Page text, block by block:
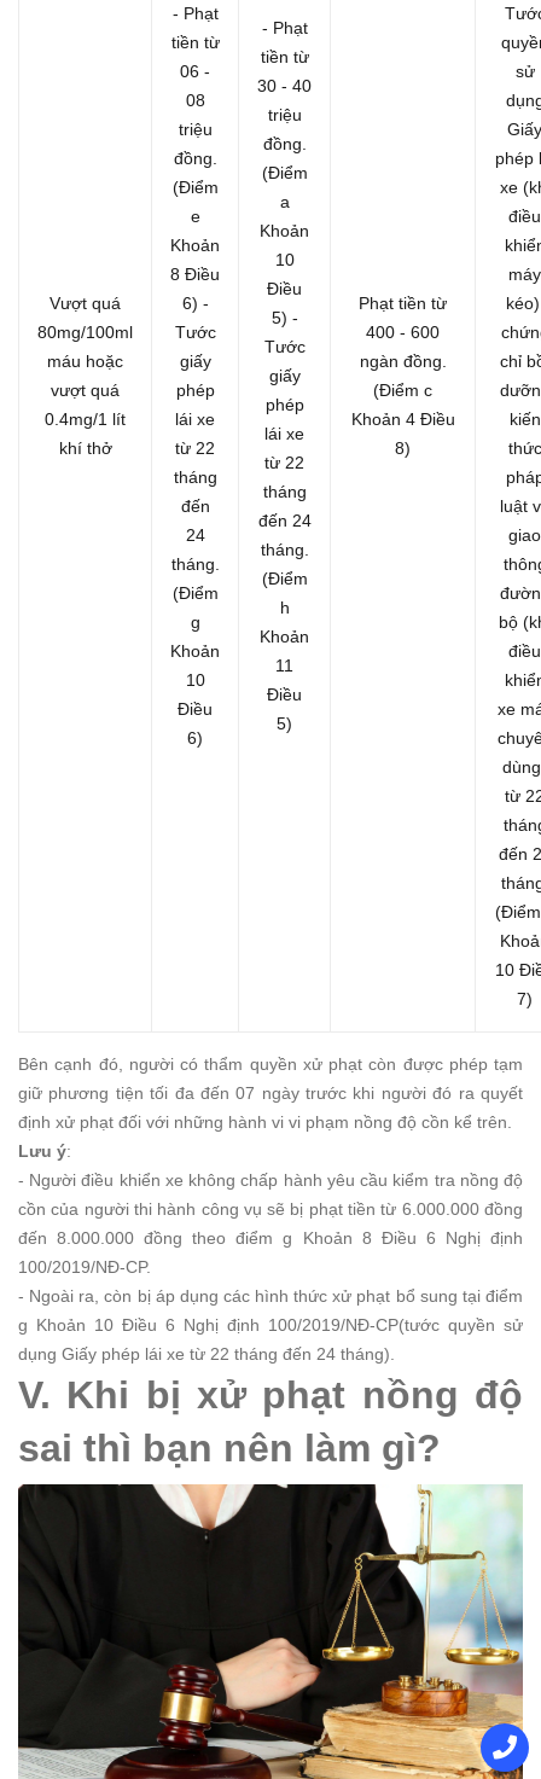
Vượt quá
80mg/100ml
máu hoặc
vượt quá
0.4mg/1 lít
khí thở
- Phạt
tiền từ
06 -
08
triệu
đồng.
(Điểm
e
Khoản
8 Điều
6) -
Tước
giấy
phép
lái xe
từ 22
tháng
đến
24
tháng.
(Điểm
g
Khoản
10
Điều
6)
- Phạt
tiền từ
30 - 40
triệu
đồng.
(Điểm
a
Khoản
10
Điều
5) -
Tước
giấy
phép
lái xe
từ 22
tháng
đến 24
tháng.
(Điểm
h
Khoản
11
Điều
5)
Phạt tiền từ
400 - 600
ngàn đồng.
(Điểm c
Khoản 4 Điều
8)
sử
Giấy
phép
xe
điều
máy
chỉ
kiến
thức
luật
giao
bộ
điều
xe
từ
đến
10
7)
Bên cạnh đó, người có thẩm quyền xử phạt còn được phép tạm
giữ phương tiện tối đa đến 07 ngày trước khi người đó ra quyết
định xử phạt đối với những hành vi vi phạm nồng độ cồn kể trên.
Lưu ý:
- Người điều khiển xe không chấp hành yêu cầu kiểm tra nồng độ
cồn của người thi hành công vụ sẽ bị phạt tiền từ 6.000.000 đồng
đến 8.000.000 đồng theo điểm g Khoản 8 Điều 6 Nghị định
100/2019/NĐ-CP.
- Ngoài ra, còn bị áp dụng các hình thức xử phạt bổ sung tại điểm
g Khoản 10 Điều 6 Nghị định 100/2019/NĐ-CP(tước quyền sử
dụng Giấy phép lái xe từ 22 tháng đến 24 tháng).
V. Khi bị xử phạt nồng độ
sai thì bạn nên làm gì?